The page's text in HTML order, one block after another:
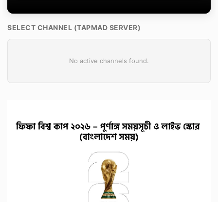
SELECT CHANNEL (TAPMAD SERVER)
No active channels found.